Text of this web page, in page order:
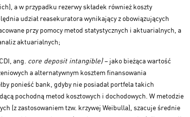
a w przypadku rezerwy składek również koszty
udział reasekuratora wynikający z obowiązujących
przy pomocy metod statystycznych i aktuarialnych, a
aktuarialnych;
ang. core deposit intangible)– jako bieżąca wartość
a alternatywnym kosztem finansowania
ponieść bank, gdyby nie posiadał portfela takich
pochodną metod kosztowych i dochodowych. W metodzie
(z zastosowaniem tzw. krzywej Weibulla), szacuje średnie